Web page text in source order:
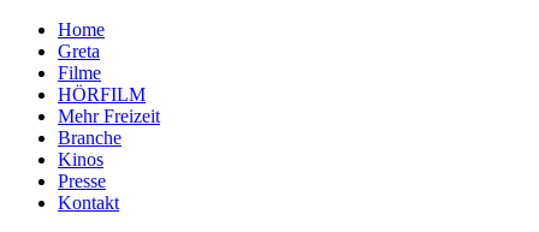
Home
Greta
Filme
HÖRFILM
Mehr Freizeit
Branche
Kinos
Presse
Kontakt